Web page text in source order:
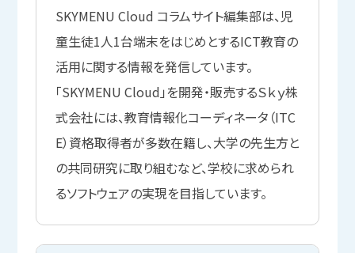
SKYMENU Cloud コラムサイト編集部は、児
童生徒1人1台端末をはじめとするICT教育の
活用に関する情報を発信しています。
「SKYMENU Cloud」を開発・販売するＳｋｙ株
式会社には、教育情報化コーディネータ（ITC
E）資格取得者が多数在籍し、大学の先生方と
の共同研究に取り組むなど、学校に求められ
るソフトウェアの実現を目指しています。